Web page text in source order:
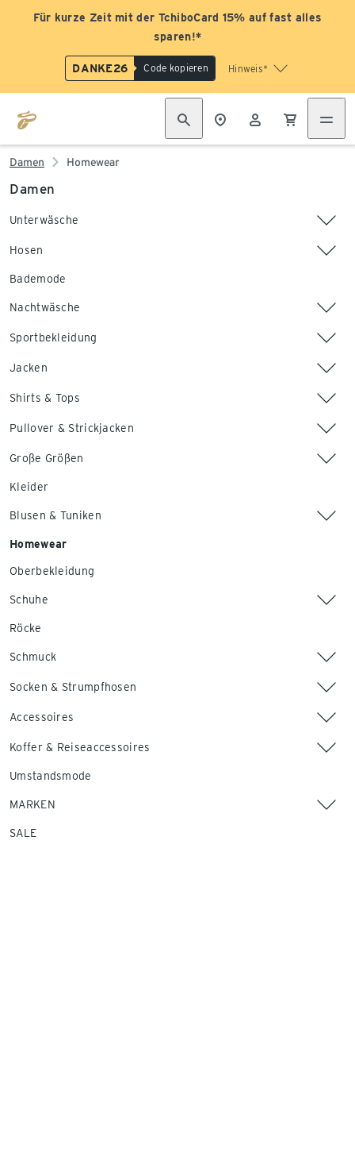
Für kurze Zeit mit der TchiboCard 15% auf fast alles
sparen!*
DANKE26 Code kopieren Hinweis*
Damen Homewear
Damen
Unterwäsche
Hosen
Bademode
Nachtwäsche
Sportbekleidung
Jacken
Shirts & Tops
Pullover & Strickjacken
Große Größen
Kleider
Blusen & Tuniken
Homewear
Oberbekleidung
Schuhe
Röcke
Schmuck
Socken & Strumpfhosen
Accessoires
Koffer & Reiseaccessoires
Umstandsmode
MARKEN
SALE